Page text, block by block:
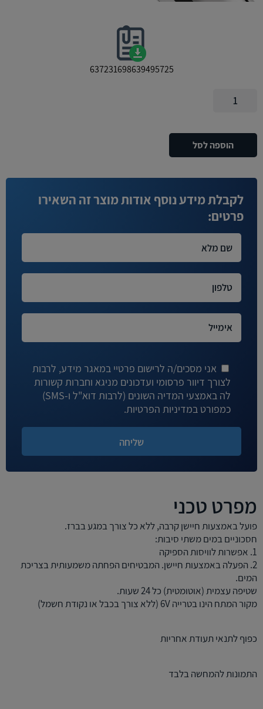
אלקטרוני
ממשטח
דגם
הוספה לסל
לקבלת מידע נוסף אודות מוצר זה השאירו
פרטים:
אני מסכים/ה לרישום פרטיי במאגר מידע, לרבות
לצורך דיוור פרסומי ועדכונים מניגא וחברות קשורות
לה באמצעי המדיה השונים (לרבות דוא"ל ו-SMS)
כמפורט במדיניות הפרטיות.
מפרט טכני
פועל באמצעות חיישן קרבה, ללא כל צורך במגע בברז.
חסכוניים במים משתי סיבות:
1. אפשרות לוויסות הספיקה
2. הפעלה באמצעות חיישן. המבטיחים הפחתה משמעותית בצריכת
המים.
שטיפה עצמית (אוטומטית) כל 24 שעות.
מקור המתח הינו בטרייה 6V (ללא צורך בכבל או נקודת חשמל)
כפוף לתנאי תעודת אחריות
התמונות להמחשה בלבד
637231698639495725